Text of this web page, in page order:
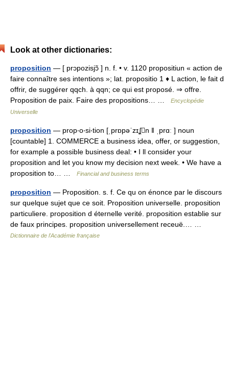
Look at other dictionaries:
proposition — [ prɔpozisjɔ̃ ] n. f. • v. 1120 propositiun « action de
faire connaître ses intentions »; lat. propositio 1 ♦ L action, le fait d
offrir, de suggérer qqch. à qqn; ce qui est proposé. ⇒ offre.
Proposition de paix. Faire des propositions… …
Encyclopédie
Universelle
proposition — prop‧o‧si‧tion [ˌprɒpəˈzɪʆn ǁ ˌprɑː ] noun
[countable] 1. COMMERCE a business idea, offer, or suggestion,
for example a possible business deal: • I ll consider your
proposition and let you know my decision next week. • We have a
proposition to… …
Financial and business terms
proposition — Proposition. s. f. Ce qu on énonce par le discours
sur quelque sujet que ce soit. Proposition universelle. proposition
particuliere. proposition d éternelle verité. proposition establie sur
de faux principes. proposition universellement receuë.… …
Dictionnaire de l'Académie française